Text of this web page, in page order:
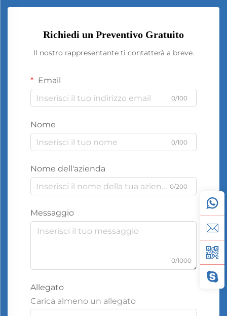
Richiedi un Preventivo Gratuito
Il nostro rappresentante ti contatterà a breve.
Email
0/100
Nome
0/100
Nome dell'azienda
0/200
Messaggio
0/1000
Allegato
Carica almeno un allegato